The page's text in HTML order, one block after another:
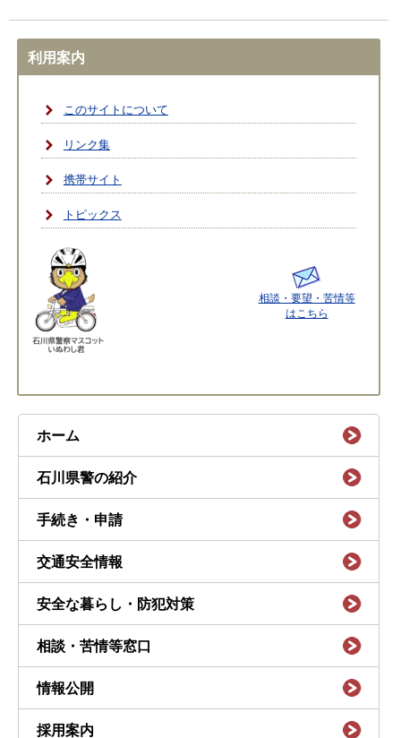
利用案内
このサイトについて
リンク集
携帯サイト
トピックス
相談・要望・苦情等
はこちら
ホーム
石川県警の紹介
手続き・申請
交通安全情報
安全な暮らし・防犯対策
相談・苦情等窓口
情報公開
採用案内